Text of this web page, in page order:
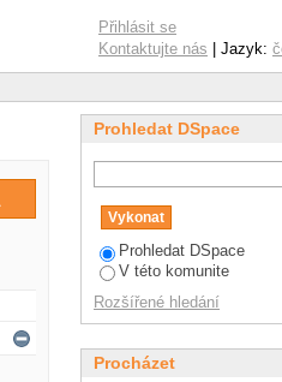
Přihlásit se
Kontaktujte nás | Jazyk:
Prohledat DSpace
Prohledat DSpace
V této komunite
Rozšířené hledání
Procházet